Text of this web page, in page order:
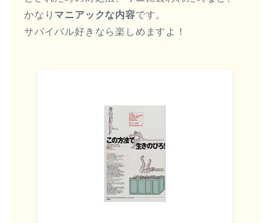
かなり マニアックな内容です。
サバイバル好きなら楽しめますよ！